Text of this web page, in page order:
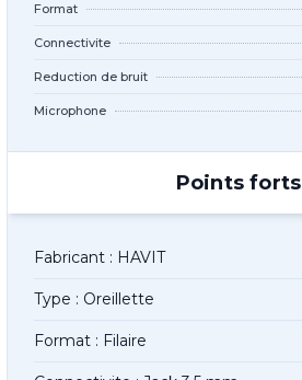
Format
Connectivite
Reduction de bruit
Microphone
Points forts
Fabricant : HAVIT
Type : Oreillette
Format : Filaire